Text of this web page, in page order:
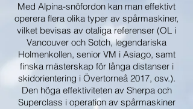
Med Alpina-snöfordon kan man effektivt
operera flera olika typer av spårmaskiner,
vilket bevisas av otaliga referenser (OL i
Vancouver och Sotch, legendariska
Holmenkollen, senior VM i Asiago, samt
finska mästerskap för långa distanser i
skidorientering i Övertorneå 2017, osv.).
Den höga effektiviteten av Sherpa och
Superclass i operation av spårmaskiner